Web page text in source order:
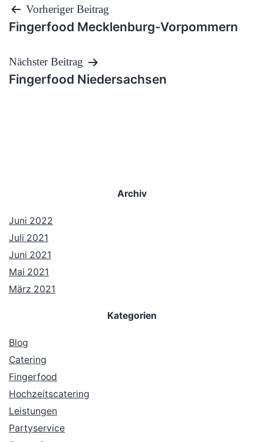
Beitragsnavigation
Vorheriger Beitrag
Fingerfood Mecklenburg-Vorpommern
Nächster Beitrag
Fingerfood Niedersachsen
Archiv
Juni 2022
Juli 2021
Juni 2021
Mai 2021
März 2021
Kategorien
Blog
Catering
Fingerfood
Hochzeitscatering
Leistungen
Partyservice